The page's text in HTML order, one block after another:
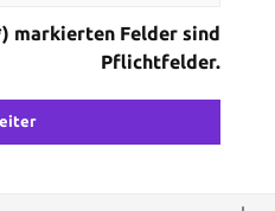
markierten Felder sind
Pflichtfelder.